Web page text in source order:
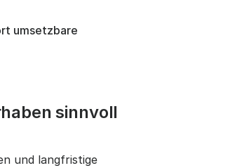
umsetzbare
sinnvoll
und langfristige